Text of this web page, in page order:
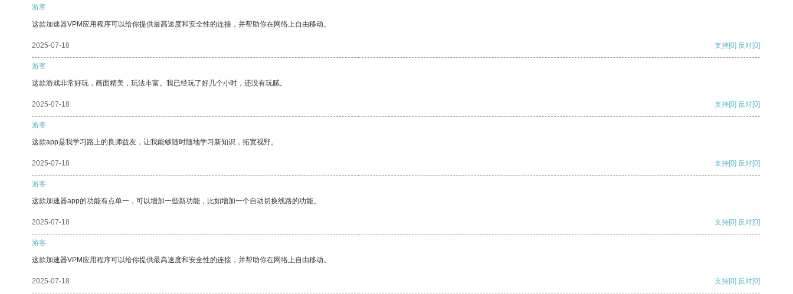
游客
这款加速器VPM应用程序可以给你提供最高速度和安全性的连接，并帮助你在网络上自由移动。
2025-07-18 支持[0] 反对[0]
游客
这款游戏非常好玩，画面精美，玩法丰富。我已经玩了好几个小时，还没有玩腻。
2025-07-18 支持[0] 反对[0]
游客
这款app是我学习路上的良师益友，让我能够随时随地学习新知识，拓宽视野。
2025-07-18 支持[0] 反对[0]
游客
这款加速器app的功能有点单一，可以增加一些新功能，比如增加一个自动切换线路的功能。
2025-07-18 支持[0] 反对[0]
游客
这款加速器VPM应用程序可以给你提供最高速度和安全性的连接，并帮助你在网络上自由移动。
2025-07-18 支持[0] 反对[0]